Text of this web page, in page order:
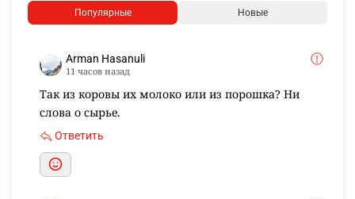
Популярные Новые
Arman Hasanuli
11 часов назад
Так из коровы их молоко или из порошка? Ни
слова о сырье.
Ответить